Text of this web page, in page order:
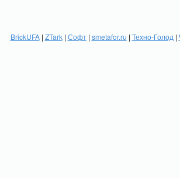
BrickUFA| ZTark| Софт| smetafor.ru | Техно-Голод |